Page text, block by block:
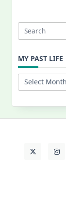
Search
MY PAST LIFE
My
Past